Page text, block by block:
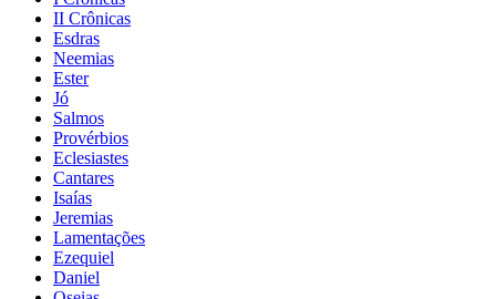
II Crônicas
Esdras
Neemias
Ester
Jó
Salmos
Provérbios
Eclesiastes
Cantares
Isaías
Jeremias
Lamentações
Ezequiel
Daniel